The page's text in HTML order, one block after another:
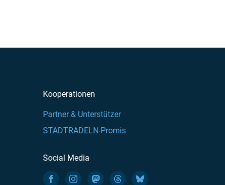
Kooperationen
Partner & Unterstützer
STADTRADELN-Promis
Social Media